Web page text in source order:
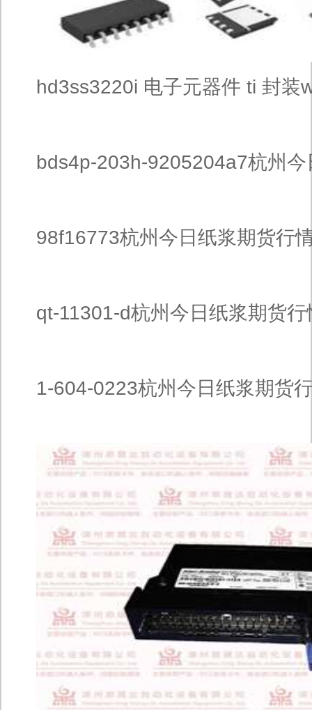
hd3ss3220i 电子元器件 ti 封装
bds4p-203h-9205204a7杭州
98f16773杭州今日纸浆期货行
qt-11301-d杭州今日纸浆期货行
1-604-0223杭州今日纸浆期货